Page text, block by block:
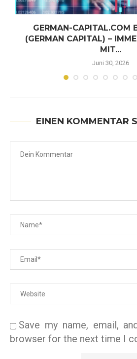
GERMAN-CAPITAL.COM
(GERMAN CAPITAL) –
MIT...
Juni 30, 2026
EINEN KOMMENTAR
Save my name, email,
browser for the next time I